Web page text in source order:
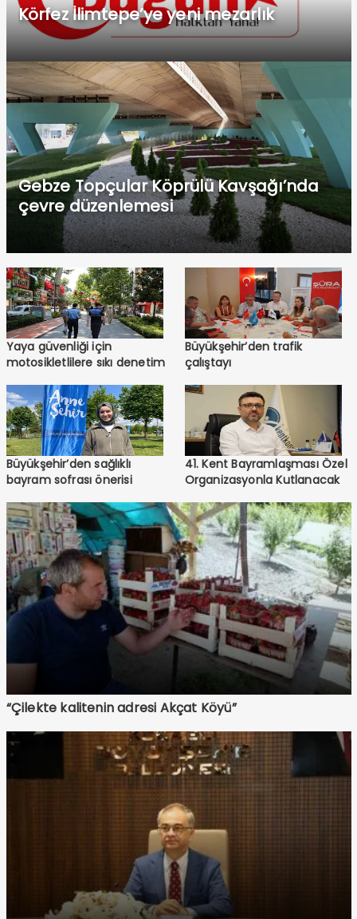
Körfez İlimtepe’ye yeni mezarlık
Gebze Topçular Köprülü Kavşağı’nda
çevre düzenlemesi
Yaya güvenliği için
motosikletlilere sıkı denetim
Büyükşehir’den trafik
çalıştayı
Büyükşehir’den sağlıklı
bayram sofrası önerisi
41. Kent Bayramlaşması Özel
Organizasyonla Kutlanacak
“Çilekte kalitenin adresi Akçat Köyü”